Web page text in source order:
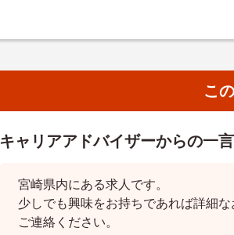
こ
キャリアアドバイザーからの一言
宮崎県内にある求人です。
少しでも興味をお持ちであれば詳細
ご連絡ください。